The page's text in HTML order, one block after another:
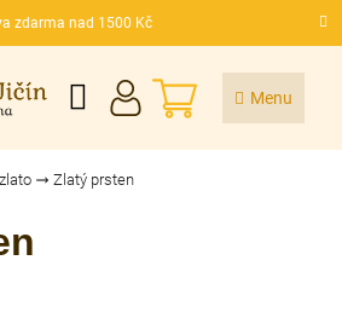
zdarma nad 1500 Kč
NÁKUPNÍ
KOŠÍK
Zlatý prsten